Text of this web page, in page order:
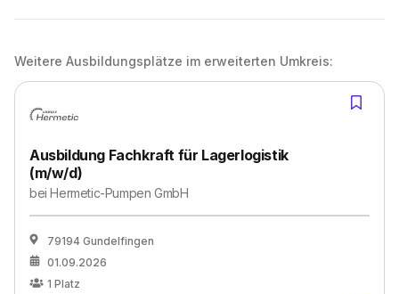
Weitere Ausbildungsplätze im erweiterten Umkreis:
Ausbildung Fachkraft für Lagerlogistik
(m/w/d)
beiHermetic-Pumpen GmbH
79194 Gundelfingen
01.09.2026
1 Platz